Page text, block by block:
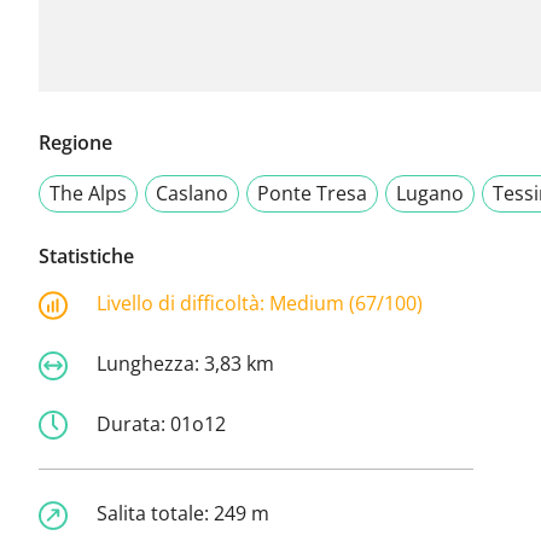
Regione
The Alps
Caslano Ponte Tresa Lugano
Statistiche
Livello di difficoltà: Medium (67/100)
Lunghezza: 3,83 km
Durata: 01o12
Salita totale: 249 m